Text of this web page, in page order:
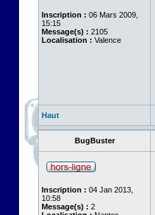
Inscription : 06 Mars 2009,
15:15
Message(s) : 2105
Localisation : Valence
Haut
BugBuster
Inscription : 04 Jan 2013,
10:58
Message(s) : 2